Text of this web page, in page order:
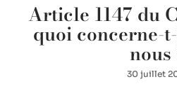
Article 1147 du
quoi concerne-
nous
30 juillet